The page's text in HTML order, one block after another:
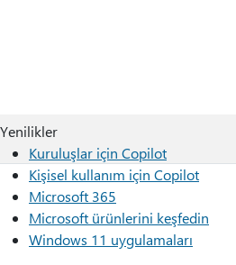
Yenilikler
Kuruluşlar için Copilot
Kişisel kullanım için Copilot
Microsoft 365
Microsoft ürünlerini keşfedin
Windows 11 uygulamaları